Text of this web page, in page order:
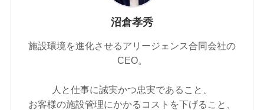
沼倉孝秀
施設環境を進化させるアリージェンス合同会社の
CEO。
人と仕事に誠実かつ忠実であること、
お客様の施設管理にかかるコストを下げること、